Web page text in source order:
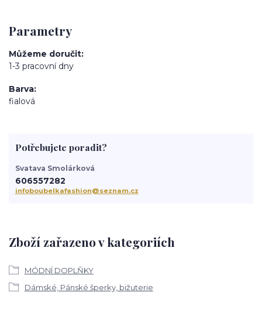
Parametry
Můžeme doručit
1-3 pracovní dny
Barva
fialová
Zboží zařazeno v kategoriích
MÓDNÍ DOPLŇKY
Dámské, Pánské šperky, bižuterie
Potřebujete poradit?
Svatava Smolárková
606557282
infoboubelkafashion@seznam.cz